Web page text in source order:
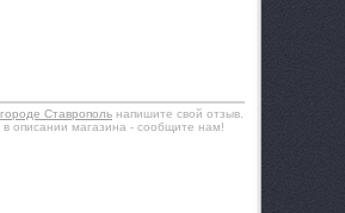
Ставрополь напишите свой отзыв.
описании магазина - сообщите нам!